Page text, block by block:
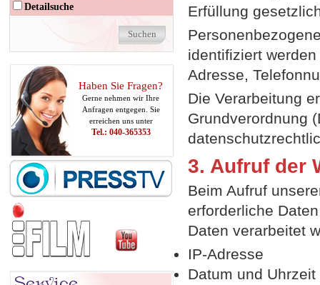
Detailsuche
Haben Sie Fragen?
Gerne nehmen wir Ihre
Anfragen entgegen. Sie
erreichen uns unter
Tel.: 040-365353
Erfüllung
identifiziert
Adresse,
Die Verarbeitung
Grundverordnung
3. Aufruf der
Beim Aufruf
erforderliche
Daten verarbeitet
IP-Adresse
Datum und